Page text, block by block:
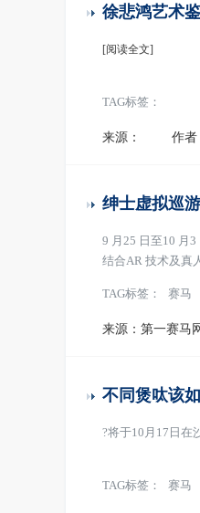
徐悲鸿艺术
[阅读全文]
TAG标签：
来源： 作者
绅士虚拟巡游
9 月25 日至10 月
结合AR 技术及真
TAG标签： 赛马
来源：第一赛马
不同煲呔该
?将于10月17日在
TAG标签： 赛马